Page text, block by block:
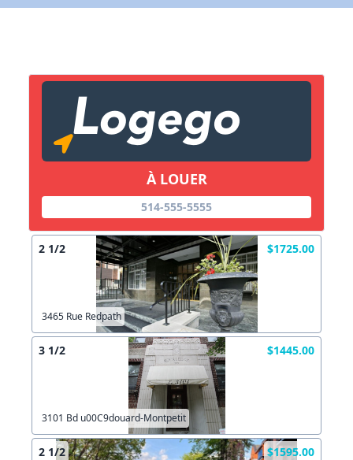
À LOUER
514-555-5555
2 1/2 $1725.00
3465 Rue Redpath
3 1/2 $1445.00
3101 Bd u00C9douard-Montpetit
2 1/2 $1595.00
X Fermer Envoyez
Copier lien
X Fermer